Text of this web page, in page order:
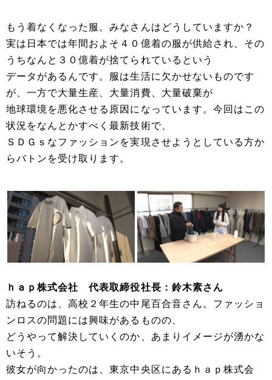
もう着なくなった服。みなさんはどうしていますか？
実は日本では年間およそ４０億着の服が供給され、その
うちなんと３０億着が捨てられているという
データがあるんです。服は生活に欠かせないものです
が、一方で大量生産、大量消費、大量破棄が
地球環境を悪化させる原因になっています。今回はこの
状況をなんとかすべく最新技術で、
ＳＤＧｓなファッションを実現させようとしている方か
らバトンを受け取ります。
ｈａｐ株式会社 代表取締役社長：鈴木素さん
訪ねるのは、高校２年生の中尾百合音さん。ファッショ
ンロスの問題には興味があるものの、
どうやって解決していくのか、あまりイメージが湧かな
いそう。
彼女が向かったのは、東京中央区にあるｈａｐ株式会